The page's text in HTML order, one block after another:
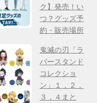
ク】発売！い
つ？グッズ予
約・販売場所
鬼滅の刃「ラ
バースタンド
コレクショ
ン」１，２，
３，４まと